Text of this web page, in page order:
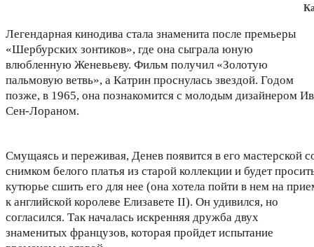
Легендарная кинодива стала знаменита после премьеры
«Шербурских зонтиков», где она сыграла юную
влюбленную Женевьеву. Фильм получил «Золотую
пальмовую ветвь», а Катрин проснулась звездой. Годом
позже, в 1965, она познакомится с молодым дизайнером Ив
Сен-Лораном.
Смущаясь и переживая, Денев появится в его мастерской
снимком белого платья из старой коллекции и будет
кутюрье сшить его для нее (она хотела пойти в нем на
к английской королеве Елизавете II). Он удивился, но
согласился. Так началась искренняя дружба двух
знаменитых французов, которая пройдет испытание